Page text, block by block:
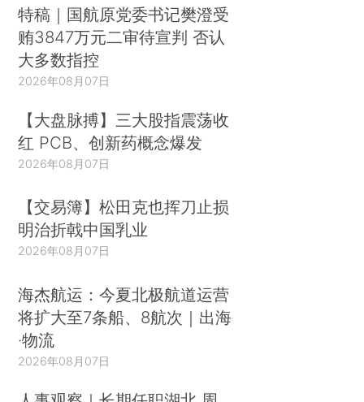
特稿｜国航原党委书记樊澄受
贿3847万元二审待宣判 否认
大多数指控
2026年08月07日
【大盘脉搏】三大股指震荡收
红 PCB、创新药概念爆发
2026年08月07日
【交易簿】松田克也挥刀止损
明治折戟中国乳业
2026年08月07日
海杰航运：今夏北极航道运营
将扩大至7条船、8航次｜出海
·物流
2026年08月07日